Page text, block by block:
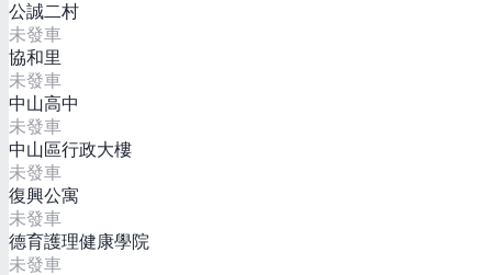
公誠二村
未發車
協和里
未發車
中山高中
未發車
中山區行政大樓
未發車
復興公寓
未發車
德育護理健康學院
未發車